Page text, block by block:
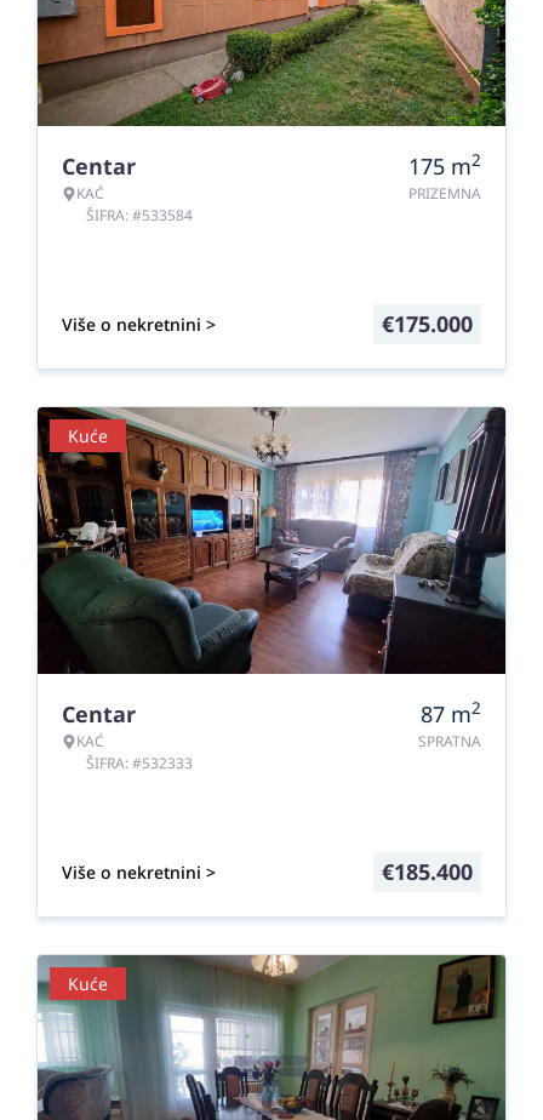
Centar
KAĆ
ŠIFRA: #533584
175 m2
PRIZEMNA
Više o nekretnini > €175.000
Kuće
Centar
KAĆ
ŠIFRA: #532333
87 m2
SPRATNA
Više o nekretnini > €185.400
Kuće